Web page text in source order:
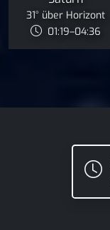
31° über Horizont
01:19–04:36